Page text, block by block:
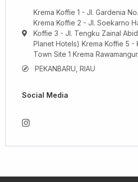
Krema Koffie 1 - Jl. Gardenia
Krema Koffie 2 - Jl. Soekarno
Koffie 3 - Jl. Tengku Zainal
Planet Hotels) Krema Koffie 5 -
Town Site 1 Krema
PEKANBARU, RIAU
Social Media